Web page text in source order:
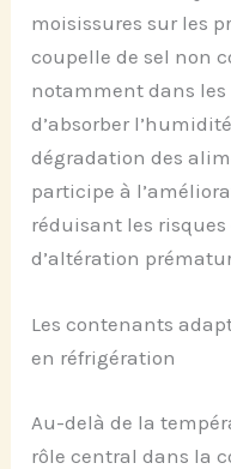
moisissures sur les
coupelle de sel non
notamment dans
d’absorber
dégradation des
participe à
réduisant les
d’altération
Les contenants
en réfrigération
Au-delà de la
rôle central dans la